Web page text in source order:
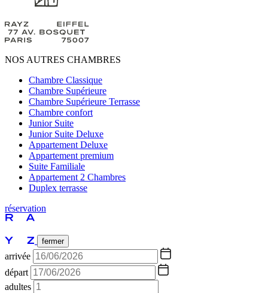
NOS AUTRES CHAMBRES
Chambre Classique
Chambre Supérieure
Chambre Supérieure Terrasse
Chambre confort
Junior Suite
Junior Suite Deluxe
Appartement Deluxe
Appartement premium
Suite Familiale
Appartement 2 Chambres
Duplex terrasse
réservation
fermer
arrivée
départ
adultes